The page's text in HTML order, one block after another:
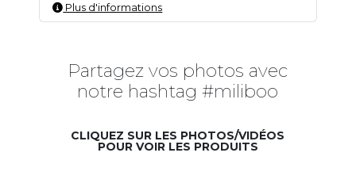
Plus d'informations
Partagez vos photos avec
notre hashtag #miliboo
CLIQUEZ SUR LES PHOTOS/VIDÉOS
POUR VOIR LES PRODUITS